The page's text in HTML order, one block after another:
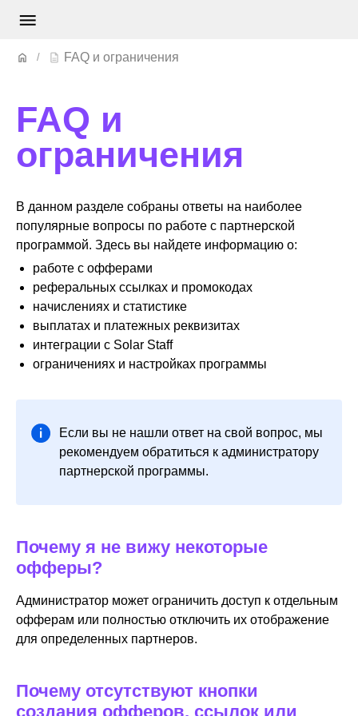
FAQ и ограничения
FAQ и
ограничения
В данном разделе собраны ответы на наиболее
популярные вопросы по работе с партнерской
программой. Здесь вы найдете информацию о:
работе с офферами
реферальных ссылках и промокодах
начислениях и статистике
выплатах и платежных реквизитах
интеграции с Solar Staff
ограничениях и настройках программы
Если вы не нашли ответ на свой вопрос, мы
рекомендуем обратиться к администратору
партнерской программы.
Почему я не вижу некоторые
офферы?
Администратор может ограничить доступ к отдельным
офферам или полностью отключить их отображение
для определенных партнеров.
Почему отсутствуют кнопки
создания офферов, ссылок или